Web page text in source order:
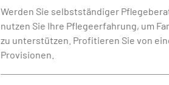
Werden Sie selbstständiger
nutzen Sie Ihre Pflegeerfahrung, um
zu unterstützen. Profitieren Sie von
Provisionen.